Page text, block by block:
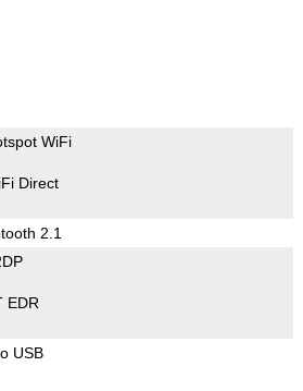
WiFi
Direct
2.1
EDR
USB